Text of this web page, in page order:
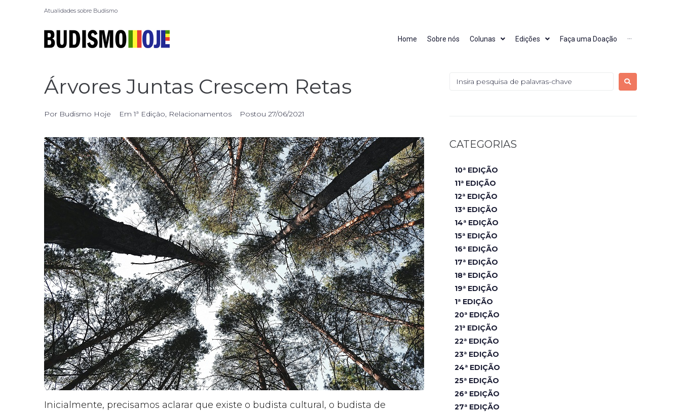
Atualidades sobre Budismo
Home Sobre nós Colunas Edições Faça uma Doação ···
Árvores Juntas Crescem Retas
Por Budismo Hoje Em1ª Edição, Relacionamentos Postou 27/06/2021
Inicialmente, precisamos aclarar que existe o budista cultural, o budista de
CATEGORIAS
10ª EDIÇÃO
11ª EDIÇÃO
12ª EDIÇÃO
13ª EDIÇÃO
14ª EDIÇÃO
15ª EDIÇÃO
16ª EDIÇÃO
17ª EDIÇÃO
18ª EDIÇÃO
19ª EDIÇÃO
1ª EDIÇÃO
20ª EDIÇÃO
21ª EDIÇÃO
22ª EDIÇÃO
23ª EDIÇÃO
24ª EDIÇÃO
25ª EDIÇÃO
26ª EDIÇÃO
27ª EDIÇÃO